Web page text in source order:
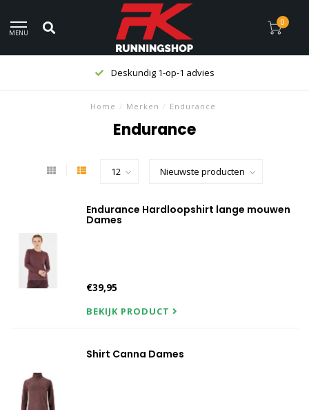
MENU
0
Deskundig 1-op-1 advies
Home / Merken / Endurance
Endurance
Endurance Hardloopshirt lange mouwen
Dames
€39,95
BEKIJK PRODUCT
Shirt Canna Dames